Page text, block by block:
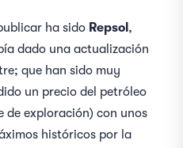
ha sido Repsol ,
dado una actualización
que han sido muy
un precio del petróleo
de exploración) con unos
históricos por la